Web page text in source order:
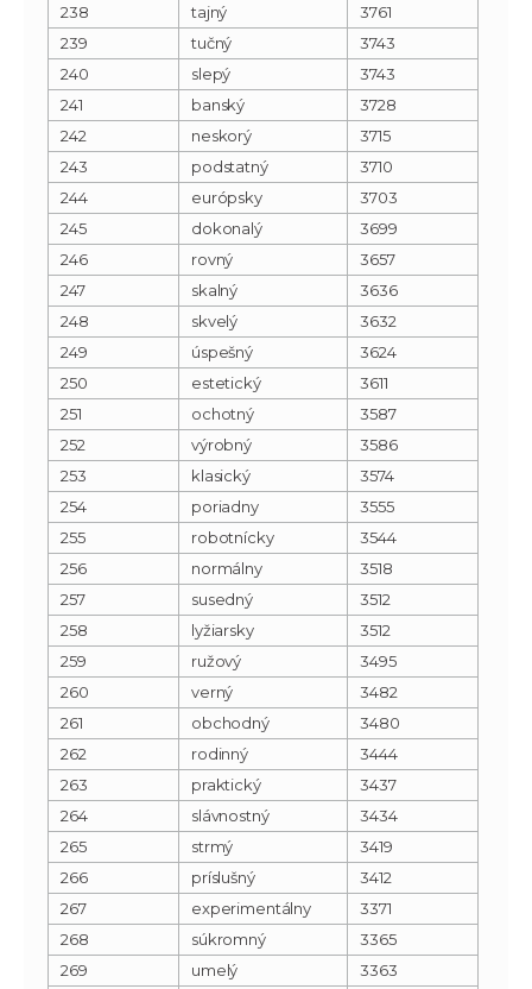
238
tajný
3761
239
tučný
3743
240
slepý
3743
241
banský
3728
242
neskorý
3715
243
podstatný
3710
244
európsky
3703
245
dokonalý
3699
246
rovný
3657
247
skalný
3636
248
skvelý
3632
249
úspešný
3624
250
estetický
3611
251
ochotný
3587
252
výrobný
3586
253
klasický
3574
254
poriadny
3555
255
robotnícky
3544
256
normálny
3518
257
susedný
3512
258
lyžiarsky
3512
259
ružový
3495
260
verný
3482
261
obchodný
3480
262
rodinný
3444
263
praktický
3437
264
slávnostný
3434
265
strmý
3419
266
príslušný
3412
267
experimentálny
3371
268
súkromný
3365
269
umelý
3363